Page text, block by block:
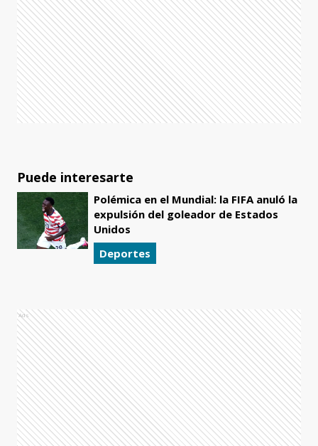
Puede interesarte
Polémica en el Mundial: la FIFA anuló la
expulsión del goleador de Estados
Unidos
Deportes
Ads